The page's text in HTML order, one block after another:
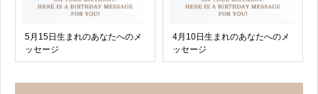
5月15日生まれのあなたへのメ
ッセージ
4月10日生まれのあなたへのメ
ッセージ